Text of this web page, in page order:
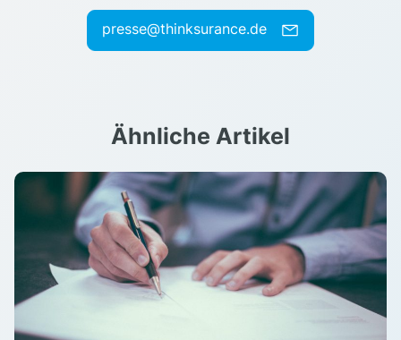
presse@thinksurance.de
Ähnliche Artikel